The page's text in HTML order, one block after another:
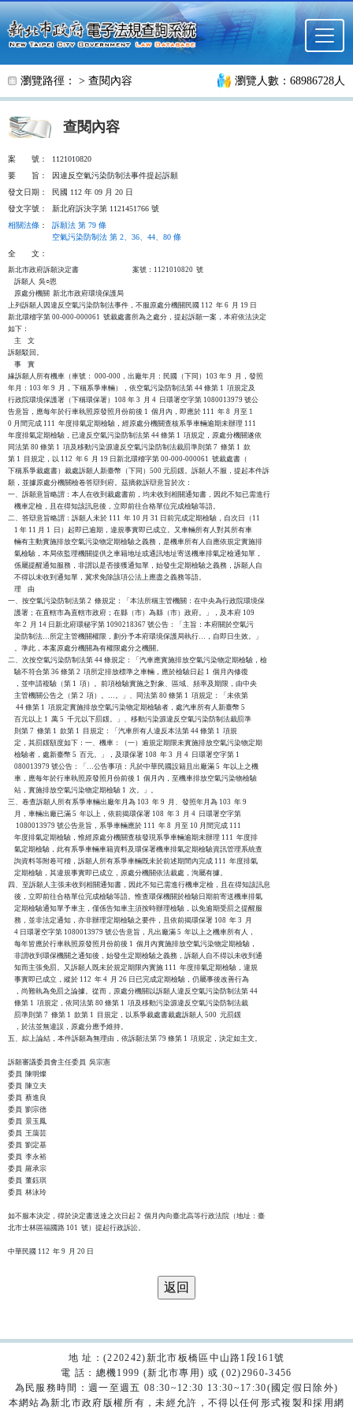
跳至主要內容
瀏覽路徑： > 查閱內容 瀏覽人數：68986728人
查閱內容
案 號：
1121010820
要
旨：
因違反空氣污染防制法事件提起訴願
發文日期：
民國 112 年 09 月 20 日
發文字號：
新北府訴決字第 1121451766 號
相關法條 ：
訴願法 第 79 條
空氣污染防制法 第 2、36、44、80 條
全
文：
新北市政府訴願決定書                                  案號：1121010820  號
    訴願人  吳○恩
    原處分機關  新北市政府環境保護局
上列訴願人因違反空氣污染防制法事件，不服原處分機關民國 112  年 6  月 19 日
新北環稽字第 00-000-000061  號裁處書所為之處分，提起訴願一案，本府依法決定
如下：
    主    文
訴願駁回。
    事    實
緣訴願人所有機車（車號： 000-000，出廠年月：民國（下同）103 年 9  月，發照
年月：103 年 9  月，下稱系爭車輛），依空氣污染防制法第 44 條第 1  項規定及
行政院環境保護署（下稱環保署）108 年 3  月 4  日環署空字第 1080013979 號公
告意旨，應每年於行車執照原發照月份前後 1  個月內，即應於 111  年 8  月至 1
0 月間完成 111  年度排氣定期檢驗，經原處分機關查核系爭車輛逾期未辦理 111
年度排氣定期檢驗，已違反空氣污染防制法第 44 條第 1  項規定，原處分機關遂依
同法第 80 條第 1  項及移動污染源違反空氣污染防制法裁罰準則第 7  條第 1  款
第 1  目規定，以 112  年 6  月 19 日新北環稽字第 00-000-000061  號裁處書（
下稱系爭裁處書）裁處訴願人新臺幣（下同）500 元罰鍰。訴願人不服，提起本件訴
願，並據原處分機關檢卷答辯到府。茲摘敘訴辯意旨於次：
一、訴願意旨略謂：本人在收到裁處書前，均未收到相關通知書，因此不知已需進行
    機車定檢，且在得知該訊息後，立即前往合格單位完成檢驗等語。
二、答辯意旨略謂：訴願人未於 111  年 10 月 31 日前完成定期檢驗，自次日（11
    1 年 11 月 1  日）起即已逾期，違規事實即已成立。又車輛所有人對其所有車
    輛有主動實施排放空氣污染物定期檢驗之義務，是機車所有人自應依規定實施排
    氣檢驗，本局依監理機關提供之車籍地址或通訊地址寄送機車排氣定檢通知單，
    係屬提醒通知服務，非謂以是否接獲通知單，始發生定期檢驗之義務，訴願人自
    不得以未收到通知單，冀求免除該項公法上應盡之義務等語。
    理    由
一、按空氣污染防制法第 2  條規定：「本法所稱主管機關：在中央為行政院環境保
    護署；在直轄市為直轄市政府；在縣（市）為縣（市）政府。」，及本府 109
    年 2  月 14 日新北府環秘字第 1090218367 號公告：「主旨：本府關於空氣污
    染防制法…所定主管機關權限，劃分予本府環境保護局執行…，自即日生效。」
    。準此，本案原處分機關為有權限處分之機關。
二、次按空氣污染防制法第 44 條規定：「汽車應實施排放空氣污染物定期檢驗，檢
    驗不符合第 36 條第 2  項所定排放標準之車輛，應於檢驗日起 1  個月內修復
    ，並申請複驗（第 1  項）。前項檢驗實施之對象、區域、頻率及期限，由中央
    主管機關公告之（第 2  項）。…。」、同法第 80 條第 1  項規定：「未依第
     44 條第 1  項規定實施排放空氣污染物定期檢驗者，處汽車所有人新臺幣 5
    百元以上 1  萬 5  千元以下罰鍰。」、移動污染源違反空氣污染防制法裁罰準
    則第 7  條第 1  款第 1  目規定：「汽車所有人違反本法第 44 條第 1  項規
    定，其罰鍰額度如下：一、機車：（一）逾規定期限未實施排放空氣污染物定期
    檢驗者，處新臺幣 5  百元。」，及環保署 108  年 3  月 4  日環署空字第 1
    080013979 號公告：「…公告事項：凡於中華民國設籍且出廠滿 5  年以上之機
    車，應每年於行車執照原發照月份前後 1  個月內，至機車排放空氣污染物檢驗
    站，實施排放空氣污染物定期檢驗 1  次。」。
三、卷查訴願人所有系爭車輛出廠年月為 103  年 9  月、發照年月為 103  年 9
    月，車輛出廠已滿 5  年以上，依前揭環保署 108  年 3  月 4  日環署空字第
     1080013979 號公告意旨，系爭車輛應於 111  年 8  月至 10 月間完成 111
    年度排氣定期檢驗，惟經原處分機關查核發現系爭車輛逾期未辦理 111  年度排
    氣定期檢驗，此有系爭車輛車籍資料及環保署機車排氣定期檢驗資訊管理系統查
    詢資料等附卷可稽，訴願人所有系爭車輛既未於前述期間內完成 111  年度排氣
    定期檢驗，其違規事實即已成立，原處分機關依法裁處，洵屬有據。
四、至訴願人主張未收到相關通知書，因此不知已需進行機車定檢，且在得知該訊息
    後，立即前往合格單位完成檢驗等語。惟查環保機關於檢驗日期前寄送機車排氣
    定期檢驗通知單予車主，僅係告知車主須按時辦理檢驗，以免逾期受罰之提醒服
    務，並非法定通知，亦非辦理定期檢驗之要件，且依前揭環保署 108  年 3  月
    4 日環署空字第 1080013979 號公告意旨，凡出廠滿 5  年以上之機車所有人，
    每年皆應於行車執照原發照月份前後 1  個月內實施排放空氣污染物定期檢驗，
    非謂收到環保機關之通知後，始發生定期檢驗之義務，訴願人自不得以未收到通
    知而主張免罰。又訴願人既未於規定期限內實施 111  年度排氣定期檢驗，違規
    事實即已成立，縱於 112  年 4  月 26 日已完成定期檢驗，仍屬事後改善行為
    ，尚難執為免罰之論據。從而，原處分機關以訴願人違反空氣污染防制法第 44
    條第 1  項規定，依同法第 80 條第 1  項及移動污染源違反空氣污染防制法裁
    罰準則第 7  條第 1  款第 1  目規定，以系爭裁處書裁處訴願人 500  元罰鍰
    ，於法並無違誤，原處分應予維持。
五、綜上論結，本件訴願為無理由，依訴願法第 79 條第 1  項規定，決定如主文。
訴願審議委員會主任委員  吳宗憲
委員  陳明燦
委員  陳立夫
委員  蔡進良
委員  劉宗德
委員  景玉鳳
委員  王藹芸
委員  劉定基
委員  李永裕
委員  羅承宗
委員  董鈺琪
委員  林泳玲
如不服本決定，得於決定書送達之次日起 2  個月內向臺北高等行政法院（地址：臺
北市士林區福國路 101  號）提起行政訴訟。
地 址：(220242)新北市板橋區中山路1段161號
電 話：總機1999 (新北市專用) 或 (02)2960-3456
為民服務時間：週一至週五 08:30~12:30 13:30~17:30(國定假日除外)
本網站為新北市政府版權所有，未經允許，不得以任何形式複製和採用網